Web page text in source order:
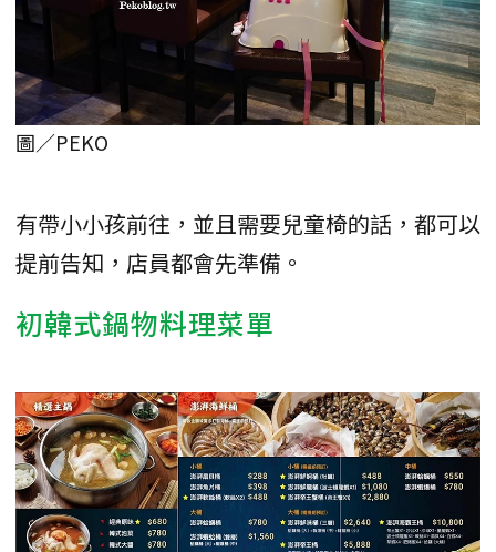
圖／PEKO
有帶小小孩前往，並且需要兒童椅的話，都可以
提前告知，店員都會先準備。
初韓式鍋物料理菜單